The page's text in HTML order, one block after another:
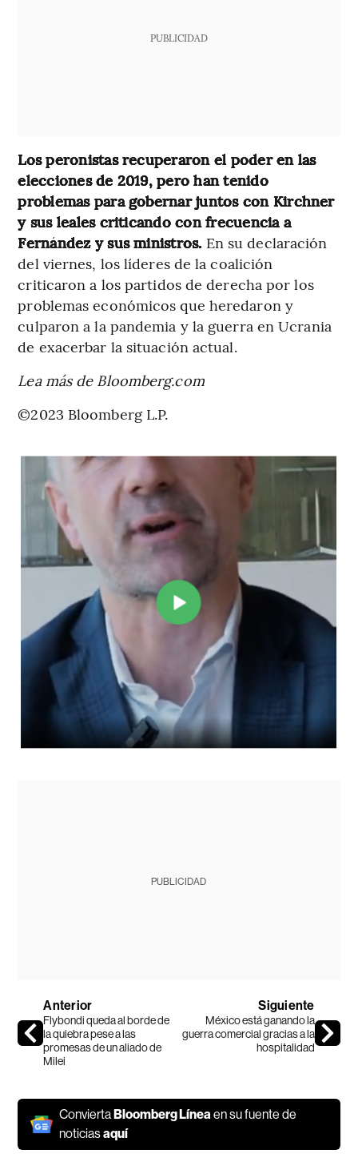
PUBLICIDAD
Los peronistas recuperaron el poder en las
elecciones de 2019, pero han tenido
problemas para gobernar juntos con Kirchner
y sus leales criticando con frecuencia a
Fernández y sus ministros. En su declaración
del viernes, los líderes de la coalición
criticaron a los partidos de derecha por los
problemas económicos que heredaron y
culparon a la pandemia y la guerra en Ucrania
de exacerbar la situación actual.
Lea más de Bloomberg.com
©2023 Bloomberg L.P.
PUBLICIDAD
Anterior
Flybondi queda al borde de
la quiebra pese a las
promesas de un aliado de
Milei
Siguiente
México está ganando la
guerra comercial gracias a la
hospitalidad
ConviertaBloomberg Líneaen su fuente de
noticiasaquí